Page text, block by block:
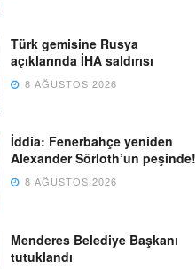
Türk gemisine Rusya
açıklarında İHA saldırısı
8 AĞUSTOS 2026
İddia: Fenerbahçe yeniden
Alexander Sörloth’un peşinde!
8 AĞUSTOS 2026
Menderes Belediye Başkanı
tutuklandı